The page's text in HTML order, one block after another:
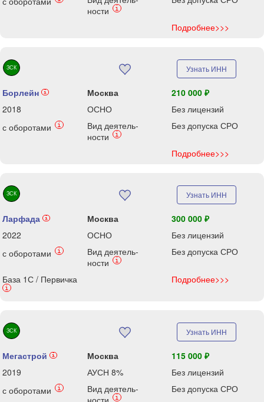
ности
i
Подробнее>>>
ЗСК Узнать ИНН
Борлейн i Москва
210 000 ₽
2018
ОСНО
Без лицензий
с оборотами
i
Вид деятель-
ности
i
Без допуска СРО
Подробнее>>>
ЗСК Узнать ИНН
Ларфада i Москва
300 000 ₽
2022
ОСНО
Без лицензий
с оборотами
i
Вид деятель-
ности
i
Без допуска СРО
База 1С / Первичка
i
Подробнее>>>
ЗСК Узнать ИНН
Мегастрой i Москва
115 000 ₽
2019
АУСН 8%
Без лицензий
с оборотами
i
Вид деятель-
i
Без допуска СРО